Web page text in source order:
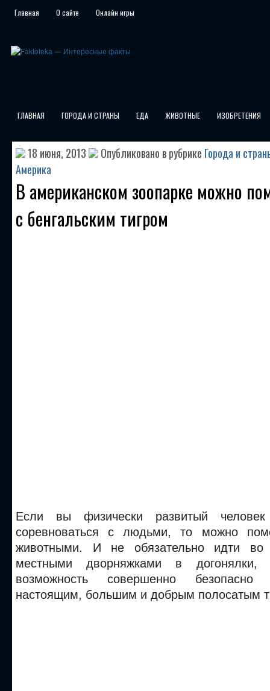
Главная О сайте Онлайн игры
ГЛАВНАЯ ГОРОДА И СТРАНЫ ЕДА ЖИВОТНЫЕ ИЗОБРЕТЕНИЯ
18 июня, 2013 Опубликовано в рубрике Города и
Америка
В американском зоопарке можно
с бенгальским тигром
Если вы физически развитый
соревноваться с людьми, то можно
животными. И не обязательно идти
местными дворняжками в догонялки,
возможность совершенно безопасно
настоящим, большим и добрым полосатым